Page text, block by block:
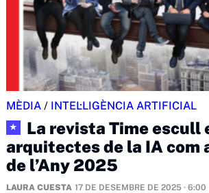
MÈDIA / INTEL·LIGÈNCIA ARTIFICIAL
★
La revista Time escull
arquitectes de la IA com
de l’Any 2025
LAURA CUESTA 17 DE DESEMBRE DE 2025 · 6:00